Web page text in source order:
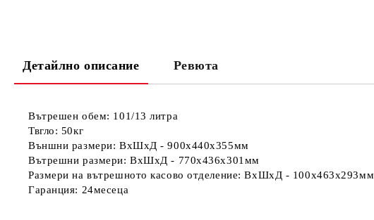
Детайлно описание Ревюта
Вътрешен обем: 101/13 литра
Твгло: 50кг
Външни размери: ВхШхД - 900x440x355мм
Вътрешни размери: ВхШхД - 770х436х301мм
Размери на вътрешното касово отделение: ВхШхД - 100х463х293мм
Гаранция: 24месеца